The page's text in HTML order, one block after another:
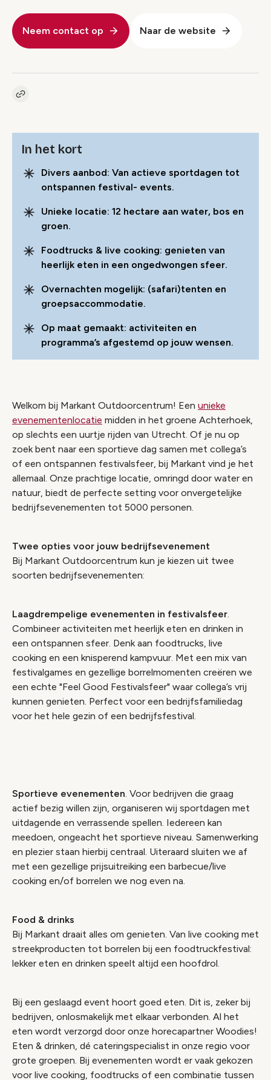
Neem contact op Naar de website
Kopieer link naar pagina
In het kort
Divers aanbod: Van actieve sportdagen tot
ontspannen festival- events.
Unieke locatie: 12 hectare aan water, bos en
groen.
Foodtrucks & live cooking: genieten van
heerlijk eten in een ongedwongen sfeer.
Overnachten mogelijk: (safari)tenten en
groepsaccommodatie.
Op maat gemaakt: activiteiten en
programma’s afgestemd op jouw wensen.
Welkom bij Markant Outdoorcentrum! Een unieke
evenementenlocatie midden in het groene Achterhoek,
op slechts een uurtje rijden van Utrecht. Of je nu op
zoek bent naar een sportieve dag samen met collega’s
of een ontspannen festivalsfeer, bij Markant vind je het
allemaal. Onze prachtige locatie, omringd door water en
natuur, biedt de perfecte setting voor onvergetelijke
bedrijfsevenementen tot 5000 personen.
Twee opties voor jouw bedrijfsevenement
Bij Markant Outdoorcentrum kun je kiezen uit twee
soorten bedrijfsevenementen:
Laagdrempelige evenementen in festivalsfeer
Combineer activiteiten met heerlijk eten en drinken in
een ontspannen sfeer. Denk aan foodtrucks, live
cooking en een knisperend kampvuur. Met een mix van
festivalgames en gezellige borrelmomenten creëren we
een echte "Feel Good Festivalsfeer" waar collega’s vrij
kunnen genieten. Perfect voor een bedrijfsfamiliedag
voor het hele gezin of een bedrijfsfestival.
Sportieve evenementen . Voor bedrijven die graag
actief bezig willen zijn, organiseren wij sportdagen met
uitdagende en verrassende spellen. Iedereen kan
meedoen, ongeacht het sportieve niveau. Samenwerking
en plezier staan hierbij centraal. Uiteraard sluiten we af
met een gezellige prijsuitreiking een barbecue/live
cooking en/of borrelen we nog even na.
Food & drinks
Bij Markant draait alles om genieten. Van live cooking met
streekproducten tot borrelen bij een foodtruckfestival:
lekker eten en drinken speelt altijd een hoofdrol.
Bij een geslaagd event hoort goed eten. Dit is, zeker bij
bedrijven, onlosmakelijk met elkaar verbonden. Al het
eten wordt verzorgd door onze horecapartner Woodies!
Eten & drinken, dé cateringspecialist in onze regio voor
grote groepen. Bij evenementen wordt er vaak gekozen
voor live cooking, foodtrucks of een combinatie tussen